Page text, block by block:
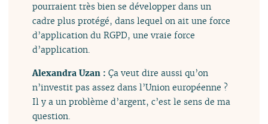
pourraient très bien se développer dans un
cadre plus protégé, dans lequel on ait une force
d’application du RGPD, une vraie force
d’application.
Alexandra Uzan :Ça veut dire aussi qu’on
n’investit pas assez dans l’Union européenne ?
Il y a un problème d’argent, c’est le sens de ma
question.